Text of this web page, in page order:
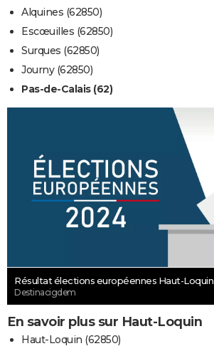
Alquines (62850)
Escœuilles (62850)
Surques (62850)
Journy (62850)
Pas-de-Calais (62)
Résultat élections européennes Haut-Loquin
Destinacigdem
En savoir plus sur Haut-Loquin
Haut-Loquin (62850)